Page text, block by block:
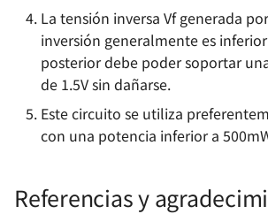
La tensión inversa Vf generada
inversión generalmente es
posterior debe poder soportar
de 1.5V sin dañarse.
Este circuito se utiliza
con una potencia inferior a
Referencias y